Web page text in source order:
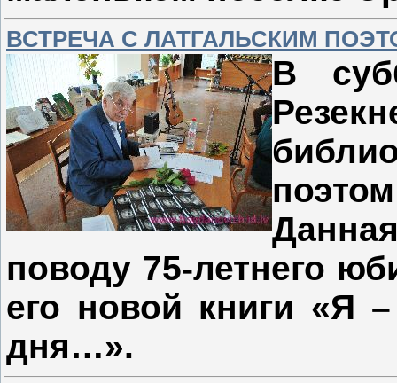
ВСТРЕЧА С ЛАТГАЛЬСКИМ
В
поводу 75-летнего
его новой книги «Я
дня…».